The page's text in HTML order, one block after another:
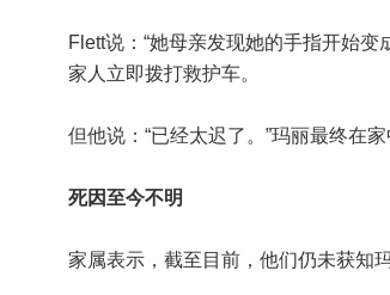
Flett说：“她母亲发现她的手指开始
家人立即拨打救护车。
但他说：“已经太迟了。”玛丽最终在家
死因至今不明
家属表示，截至目前，他们仍未获知